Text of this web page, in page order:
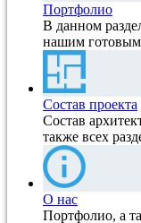
Портфолио
В данном
нашим готовым
Состав проекта
Состав
также всех
О нас
Портфолио, а